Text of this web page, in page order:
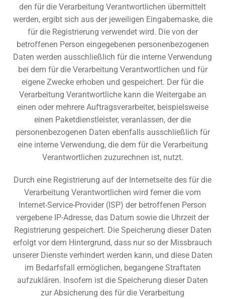
den für die Verarbeitung Verantwortlichen übermittelt
werden, ergibt sich aus der jeweiligen Eingabemaske, die
für die Registrierung verwendet wird. Die von der
betroffenen Person eingegebenen personenbezogenen
Daten werden ausschließlich für die interne Verwendung
bei dem für die Verarbeitung Verantwortlichen und für
eigene Zwecke erhoben und gespeichert. Der für die
Verarbeitung Verantwortliche kann die Weitergabe an
einen oder mehrere Auftragsverarbeiter, beispielsweise
einen Paketdienstleister, veranlassen, der die
personenbezogenen Daten ebenfalls ausschließlich für
eine interne Verwendung, die dem für die Verarbeitung
Verantwortlichen zuzurechnen ist, nutzt.
Durch eine Registrierung auf der Internetseite des für die
Verarbeitung Verantwortlichen wird ferner die vom
Internet-Service-Provider (ISP) der betroffenen Person
vergebene IP-Adresse, das Datum sowie die Uhrzeit der
Registrierung gespeichert. Die Speicherung dieser Daten
erfolgt vor dem Hintergrund, dass nur so der Missbrauch
unserer Dienste verhindert werden kann, und diese Daten
im Bedarfsfall ermöglichen, begangene Straftaten
aufzuklären. Insofern ist die Speicherung dieser Daten
zur Absicherung des für die Verarbeitung